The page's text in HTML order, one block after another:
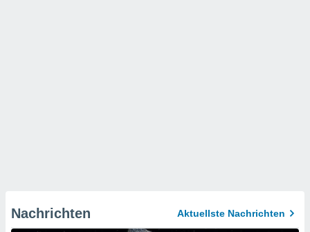
Nachrichten Aktuellste Nachrichten